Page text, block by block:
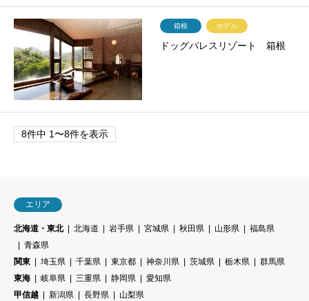
箱根 ホテル
ドッグパレスリゾート 箱根
8件中 1〜8件を表示
エリア
北海道・東北 北海道 岩手県 宮城県 秋田県 山形県
福島県
青森県
関東
埼玉県 千葉県 東京都 神奈川県 茨城県 栃木県
群馬県
東海
岐阜県 三重県 静岡県
愛知県
甲信越
新潟県 長野県
山梨県